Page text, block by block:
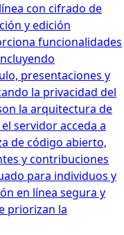
con cifrado de
y edición
funcionalidades
presentaciones y
la privacidad del
la arquitectura de
servidor acceda a
de código abierto,
y contribuciones
para individuos y
en línea segura y
priorizan la